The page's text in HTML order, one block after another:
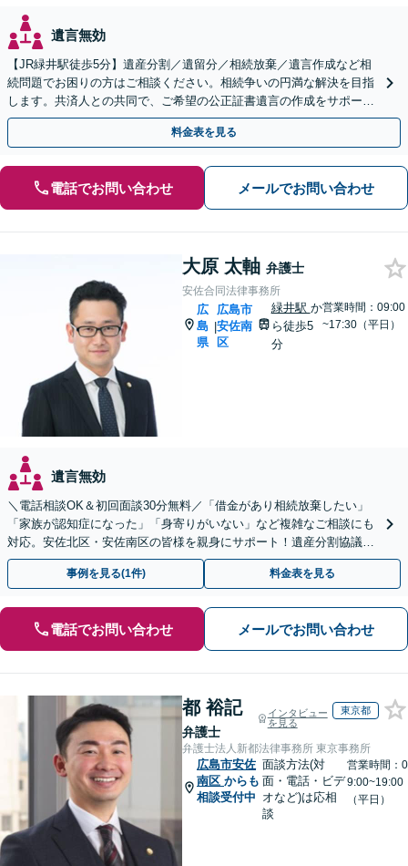
遺言無効
【JR緑井駅徒歩5分】遺産分割／遺留分／相続放棄／遺言作成など相
続問題でお困りの方はご相談ください。相続争いの円満な解決を目指
します。共済人との共同で、ご希望の公正証書遺言の作成をサポート
【完全個室】
料金表を見る
電話でお問い合わせ メールでお問い合わせ
大原 太軸 弁護士
安佐合同法律事務所
広
島
県
|
広島市
安佐南
区
緑井駅 か
ら徒歩5
分
営業時間：09:00
~17:30（平日）
遺言無効
＼電話相談OK＆初回面談30分無料／「借金があり相続放棄したい」
「家族が認知症になった」「身寄りがいない」など複雑なご相談にも
対応。安佐北区・安佐南区の皆様を親身にサポート！遺産分割協議や
調停、遺言書作成、成年後見申し立て【JR緑井駅5分】
事例を見る(1件) 料金表を見る
電話でお問い合わせ メールでお問い合わせ
都 裕記
弁護士
インタビュー
を見る
東京都
弁護士法人新都法律事務所 東京事務所
広島市安佐
南区 からも
相談受付中
面談方法(対
面・電話・ビデ
オなど)は応相
談
営業時間：0
9:00~19:00
（平日）